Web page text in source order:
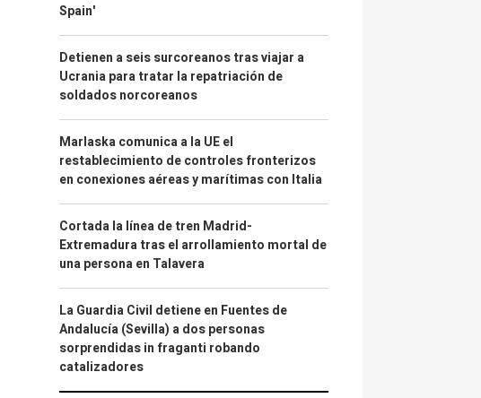
Spain'
Detienen a seis surcoreanos tras viajar a
Ucrania para tratar la repatriación de
soldados norcoreanos
Marlaska comunica a la UE el
restablecimiento de controles fronterizos
en conexiones aéreas y marítimas con Italia
Cortada la línea de tren Madrid-
Extremadura tras el arrollamiento mortal de
una persona en Talavera
La Guardia Civil detiene en Fuentes de
Andalucía (Sevilla) a dos personas
sorprendidas in fraganti robando
catalizadores